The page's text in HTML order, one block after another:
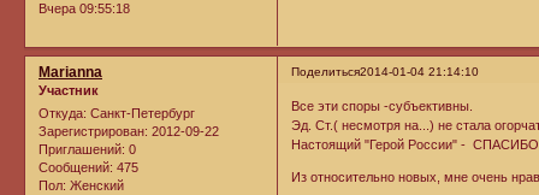
Вчера 09:55:18
Поделиться2014-01-04 21:14:10
Marianna
Участник
Откуда: Санкт-Петербург
Зарегистрирован: 2012-09-22
Приглашений: 0
Сообщений: 475
Пол: Женский
Все эти споры -субъективны.
Эд. Ст.( несмотря на...) не стала
Настоящий "Герой России" -
Из относительно новых, мне очень